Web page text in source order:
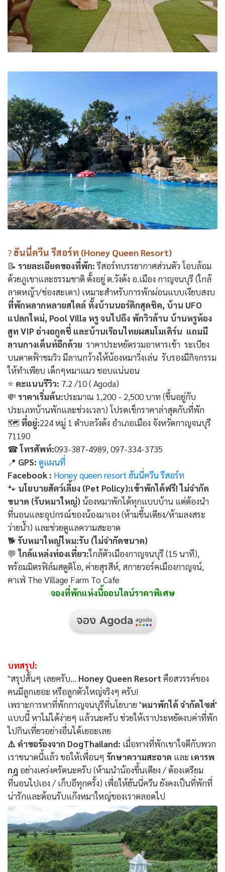
? ฮันนี่ควีน รีสอร์ท (Honey Queen Resort)
📝 รายละเอียดของที่พัก:รีสอร์ทบรรยากาศส่วนตัว โอบล้อม
ด้วยภูเขาและธรรมชาติ ตั้งอยู่ ต.วังด้ง อ.เมือง กาญจนบุรี (ใกล้
ลาดหญ้า/ช่องสะเดา) เหมาะสำหรับการพักผ่อนแบบเงียบสงบ
ที่พักหลากหลายสไตล์ ทั้งบ้านนอร์ดิกสุดชิค, บ้าน UFO
แปลกใหม่, Pool Villa หรู จนไปถึง พักวิวล้าน บ้านหรูห้อง
สูท VIP อ่างอกูดชี่ และบ้านเรือนไทยผสมโมเดิร์น แถมมี
ลานกางเต็นท์อีกด้วย ราคาประหยัดรวมอาหารเช้า ระเบียง
บนดาดฟ้าชมวิว มีลานกว้างให้น้องหมาวิ่งเล่น รับรองมีกิจกรรม
ให้ทำเพียบ เด็กๆหมาแมว ชอบแน่นอน
⭐ คะแนนรีวิว: 7.2 /10 ( Agoda)
💸 ราคาเริ่มต้น:ประมาณ 1,200 - 2,500 บาท (ขึ้นอยู่กับ
ประเภทบ้านพักและช่วงเวลา) โปรดเช็กราคาล่าสุดกับที่พัก
🗺 ที่อยู่:224 หมู่ 1 ตำบลวังด้ง อำเภอเมือง จังหวัดกาญจนบุรี
71190
☎โทรศัพท์:093-387-4989, 097-334-3735
📍 GPS: ดูแผนที่
Facebook : Honey queen resort ฮันนี่ควีน รีสอร์ท
🐾 นโยบายสัตว์เลี้ยง (Pet Policy):เข้าพักได้ฟรี! ไม่จำกัด
ขนาด (รับหมาใหญ่)น้องหมาพักได้ทุกแบบบ้าน แต่ต้องนำ
ที่นอนและอุปกรณ์ของน้องมาเอง (ห้ามขึ้นเตียง/ห้ามลงสระ
ว่ายน้ำ) และช่วยดูแลความสะอาด
🐕รับหมาใหญ่ไหม:รับ (ไม่จำกัดขนาด)
💬ใกล้แหล่งท่องเที่ยว:ใกล้ตัวเมืองกาญจนบุรี (15 นาที),
พร้อมมิตรฟิล์มสตูดิโอ, ค่ายสุรสีห์, สกายวอร์คเมืองกาญจน์,
คาเฟ่ The Village Farm To Cafe
จองที่พักแห่งนี้ออนไลน์ราคาพิเศษ
บทสรุป:
"สรุปสั้นๆ เลยครับ... Honey Queen Resort คือสวรรค์ของ
คนมีลูกเยอะ หรือลูกตัวใหญ่จริงๆ ครับ!
เพราะการหาที่พักกาญจนบุรีที่นโยบาย 'หมาพักได้ จำกัดไซส์'
แบบนี้ หาไม่ได้ง่ายๆ แล้วนะครับ ช่วยให้เราประหยัดงบค่าที่พัก
ไปกินเที่ยวอย่างอื่นได้เยอะเลย
⚠️ คำขอร้องจาก DogThailand: เมื่อทางที่พักเขาใจดีกับพวก
เราขนาดนี้แล้ว ขอให้เพื่อนๆ รักษาความสะอาด และ เคารพ
กฎ อย่างเคร่งครัดนะครับ (ห้ามนำน้องขึ้นเตียง / ต้องเตรียม
ที่นอนไปเอง / เก็บอึทุกครั้ง) เพื่อให้ฮันนี่ควีน ยังคงเป็นที่พักที่
น่ารักและต้อนรับแก๊งหมาใหญ่ของเราตลอดไป